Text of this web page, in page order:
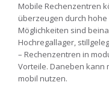
Mobile Rechenzentren
überzeugen durch
Möglichkeiten sind
Hochregallager,
– Rechenzentren in
Vorteile. Daneben kann
mobil nutzen.